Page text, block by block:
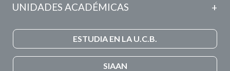
UNIDADES ACADÉMICAS
ESTUDIA EN LA U.C.B.
SIAAN